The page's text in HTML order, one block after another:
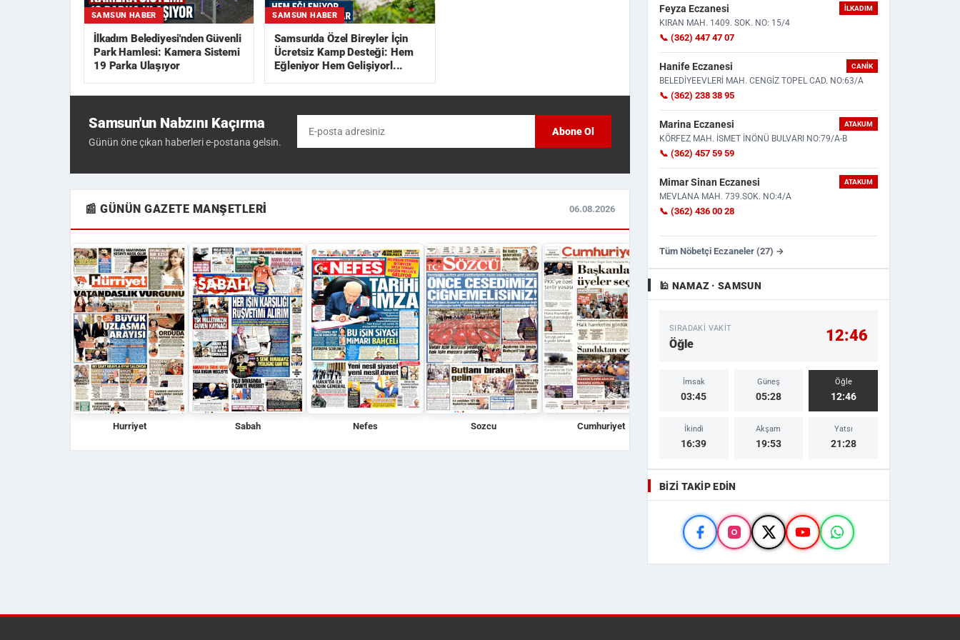
SAMSUN HABER
İlkadım Belediyesi'nden Güvenli
Park Hamlesi: Kamera Sistemi
19 Parka Ulaşıyor
SAMSUN HABER
Samsun'da Özel Bireyler İçin
Ücretsiz Kamp Desteği: Hem
Eğleniyor Hem Gelişiyorl...
Samsun'un Nabzını Kaçırma
Günün öne çıkan haberleri e-postana gelsin.
Abone Ol
📰 GÜNÜN GAZETE MANŞETLERI 06.08.2026
Hurriyet Sabah Nefes Sozcu Cumhuriyet
Turkgun
Feyza Eczanesi İLKADIM
KIRAN MAH. 1409. SOK. NO: 15/4
📞 (362) 447 47 07
Hanife Eczanesi CANIK
BELEDİYEEVLERİ MAH. CENGİZ TOPEL CAD. NO:63/A
📞 (362) 238 38 95
Marina Eczanesi ATAKUM
KÖRFEZ MAH. İSMET İNÖNÜ BULVARI NO:79/A-B
📞 (362) 457 59 59
Mimar Sinan Eczanesi ATAKUM
MEVLANA MAH. 739.SOK. NO:4/A
📞 (362) 436 00 28
Tüm Nöbetçi Eczaneler (27) →
🕌 NAMAZ · SAMSUN
SIRADAKI VAKIT
Öğle 12:46
İmsak
03:45
Güneş
05:28
Öğle
12:46
İkindi
16:39
Akşam
19:53
Yatsı
21:28
BIZI TAKIP EDIN